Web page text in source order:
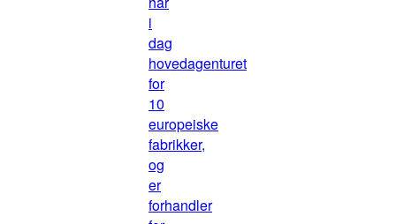
i
dag
hovedagenturet
for
10
europeiske
fabrikker,
og
er
forhandler